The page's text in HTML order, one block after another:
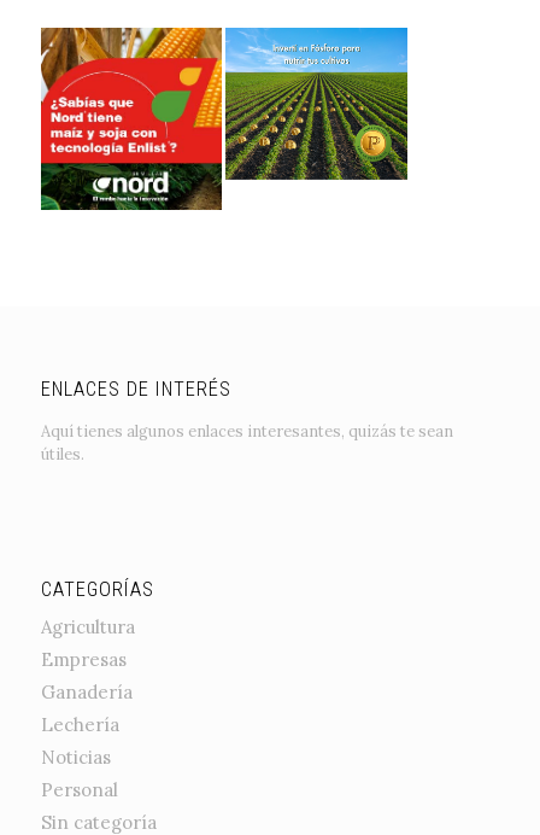
ENLACES DE INTERÉS
Aquí tienes algunos enlaces interesantes, quizás te sean
útiles.
CATEGORÍAS
Agricultura
Empresas
Ganadería
Lechería
Noticias
Personal
Sin categoría